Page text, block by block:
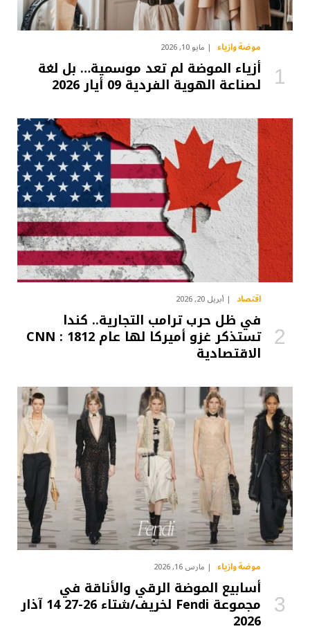
موضة وازياء مايو 10, 2026
أزياء الموضة لم تعد موسمية… بل لغة
لصناعة الهوية الفردية 09 أيار 2026
اقتصاد أبريل 20, 2026
في ظل حرب ترامب التجارية.. كندا
تستذكر غزو أميركا لها عام 1812 : CNN
الاقتصادية
موضة وازياء مارس 16, 2026
أسابيع الموضة الرقي والأناقة في
مجموعة Fendi لخريف/شتاء 26-27 14 آذار
2026